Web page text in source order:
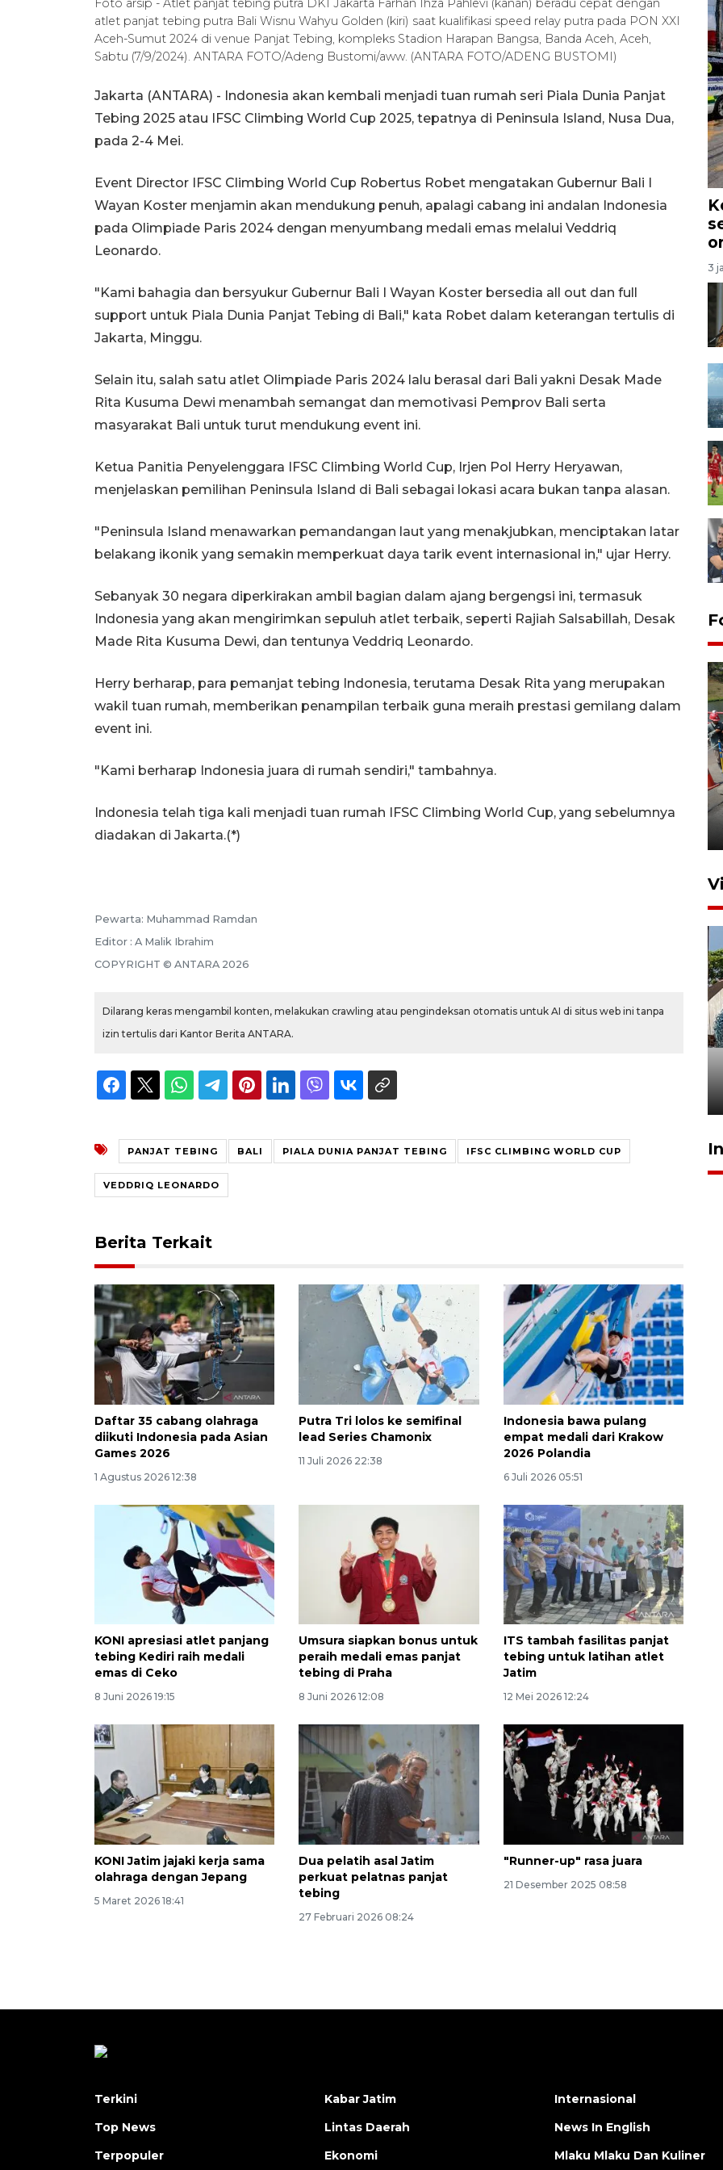
Foto arsip - Atlet panjat tebing putra DKI Jakarta Farhan Ihza Pahlevi (kanan) beradu cepat dengan
atlet panjat tebing putra Bali Wisnu Wahyu Golden (kiri) saat kualifikasi speed relay putra pada PON XXI
Aceh-Sumut 2024 di venue Panjat Tebing, kompleks Stadion Harapan Bangsa, Banda Aceh, Aceh,
Sabtu (7/9/2024). ANTARA FOTO/Adeng Bustomi/aww. (ANTARA FOTO/ADENG BUSTOMI)
Jakarta (ANTARA) - Indonesia akan kembali menjadi tuan rumah seri Piala Dunia Panjat
Tebing 2025 atau IFSC Climbing World Cup 2025, tepatnya di Peninsula Island, Nusa Dua,
pada 2-4 Mei.
Event Director IFSC Climbing World Cup Robertus Robet mengatakan Gubernur Bali I
Wayan Koster menjamin akan mendukung penuh, apalagi cabang ini andalan Indonesia
pada Olimpiade Paris 2024 dengan menyumbang medali emas melalui Veddriq
Leonardo.
"Kami bahagia dan bersyukur Gubernur Bali I Wayan Koster bersedia all out dan full
support untuk Piala Dunia Panjat Tebing di Bali," kata Robet dalam keterangan tertulis di
Jakarta, Minggu.
Selain itu, salah satu atlet Olimpiade Paris 2024 lalu berasal dari Bali yakni Desak Made
Rita Kusuma Dewi menambah semangat dan memotivasi Pemprov Bali serta
masyarakat Bali untuk turut mendukung event ini.
Ketua Panitia Penyelenggara IFSC Climbing World Cup, Irjen Pol Herry Heryawan,
menjelaskan pemilihan Peninsula Island di Bali sebagai lokasi acara bukan tanpa alasan.
"Peninsula Island menawarkan pemandangan laut yang menakjubkan, menciptakan latar
belakang ikonik yang semakin memperkuat daya tarik event internasional in," ujar Herry.
Sebanyak 30 negara diperkirakan ambil bagian dalam ajang bergengsi ini, termasuk
Indonesia yang akan mengirimkan sepuluh atlet terbaik, seperti Rajiah Salsabillah, Desak
Made Rita Kusuma Dewi, dan tentunya Veddriq Leonardo.
Herry berharap, para pemanjat tebing Indonesia, terutama Desak Rita yang merupakan
wakil tuan rumah, memberikan penampilan terbaik guna meraih prestasi gemilang dalam
event ini.
"Kami berharap Indonesia juara di rumah sendiri," tambahnya.
Indonesia telah tiga kali menjadi tuan rumah IFSC Climbing World Cup, yang sebelumnya
diadakan di Jakarta.(*)
Pewarta: Muhammad Ramdan
Editor : A Malik Ibrahim
COPYRIGHT © ANTARA 2026
Dilarang keras mengambil konten, melakukan crawling atau pengindeksan otomatis untuk AI di situs web ini tanpa
izin tertulis dari Kantor Berita ANTARA.
PANJAT TEBING BALI PIALA DUNIA PANJAT TEBING IFSC CLIMBING WORLD CUP
VEDDRIQ LEONARDO
Berita Terkait
Daftar 35 cabang olahraga
diikuti Indonesia pada Asian
Games 2026
1 Agustus 2026 12:38
Putra Tri lolos ke semifinal
lead Series Chamonix
11 Juli 2026 22:38
Indonesia bawa pulang
empat medali dari Krakow
2026 Polandia
6 Juli 2026 05:51
KONI apresiasi atlet panjang
tebing Kediri raih medali
emas di Ceko
8 Juni 2026 19:15
Umsura siapkan bonus untuk
peraih medali emas panjat
tebing di Praha
8 Juni 2026 12:08
ITS tambah fasilitas panjat
tebing untuk latihan atlet
Jatim
12 Mei 2026 12:24
KONI Jatim jajaki kerja sama
olahraga dengan Jepang
5 Maret 2026 18:41
Dua pelatih asal Jatim
perkuat pelatnas panjat
tebing
27 Februari 2026 08:24
"Runner-up" rasa juara
21 Desember 2025 08:58
3
ekonomi Piala Presiden 2026
Ekspedisi Rupiah Berdaulat
2026 sambangi Papua
Terkini
Top News
Terpopuler
Kabar Jatim
Lintas Daerah
Ekonomi
Internasional
News In English
Mlaku Mlaku Dan Kuliner